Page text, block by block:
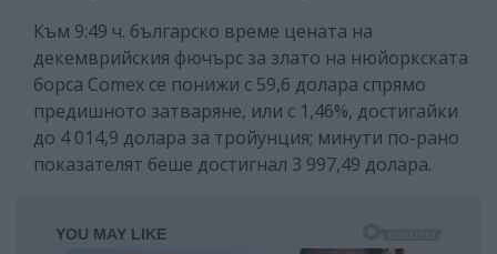
Към 9:49 ч. българско време цената на
декемврийския фючърс за злато на нюйоркската
борса Comex се понижи с 59,6 долара спрямо
предишното затваряне, или с 1,46%, достигайки
до 4 014,9 долара за тройунция; минути по-рано
показателят беше достигнал 3 997,49 долара.